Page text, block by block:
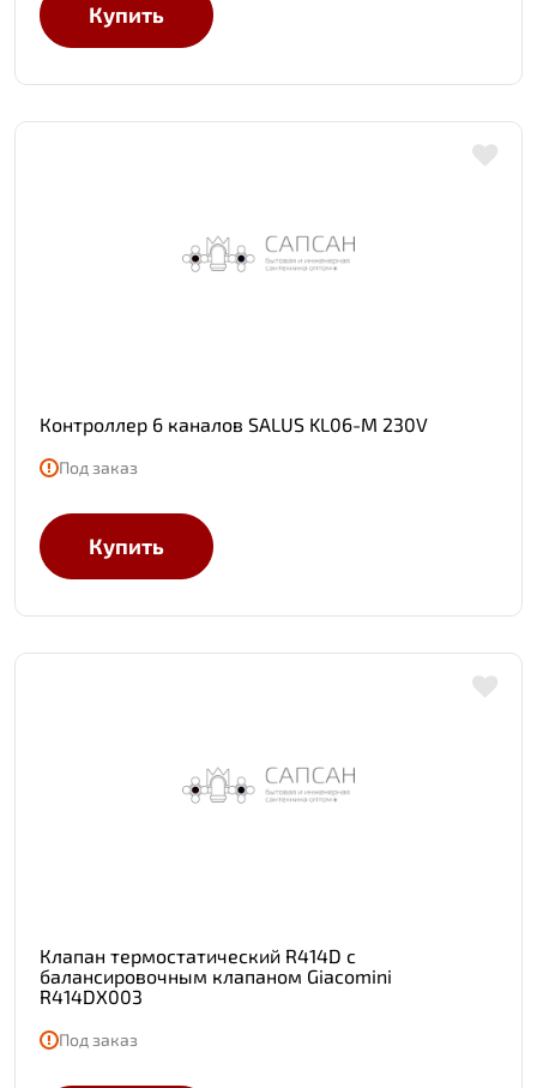
Купить
Контроллер 6 каналов SALUS KL06-M 230V
Под заказ
Купить
Клапан термостатический R414D с
балансировочным клапаном Giacomini
R414DX003
Под заказ